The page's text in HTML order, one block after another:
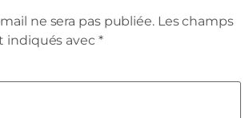
ne sera pas publiée. Les champs
indiqués avec *